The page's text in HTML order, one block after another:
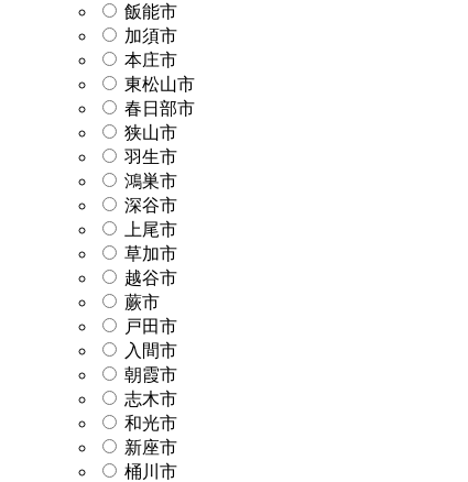
飯能市
加須市
本庄市
東松山市
春日部市
狭山市
羽生市
鴻巣市
深谷市
上尾市
草加市
越谷市
蕨市
戸田市
入間市
朝霞市
志木市
和光市
新座市
桶川市